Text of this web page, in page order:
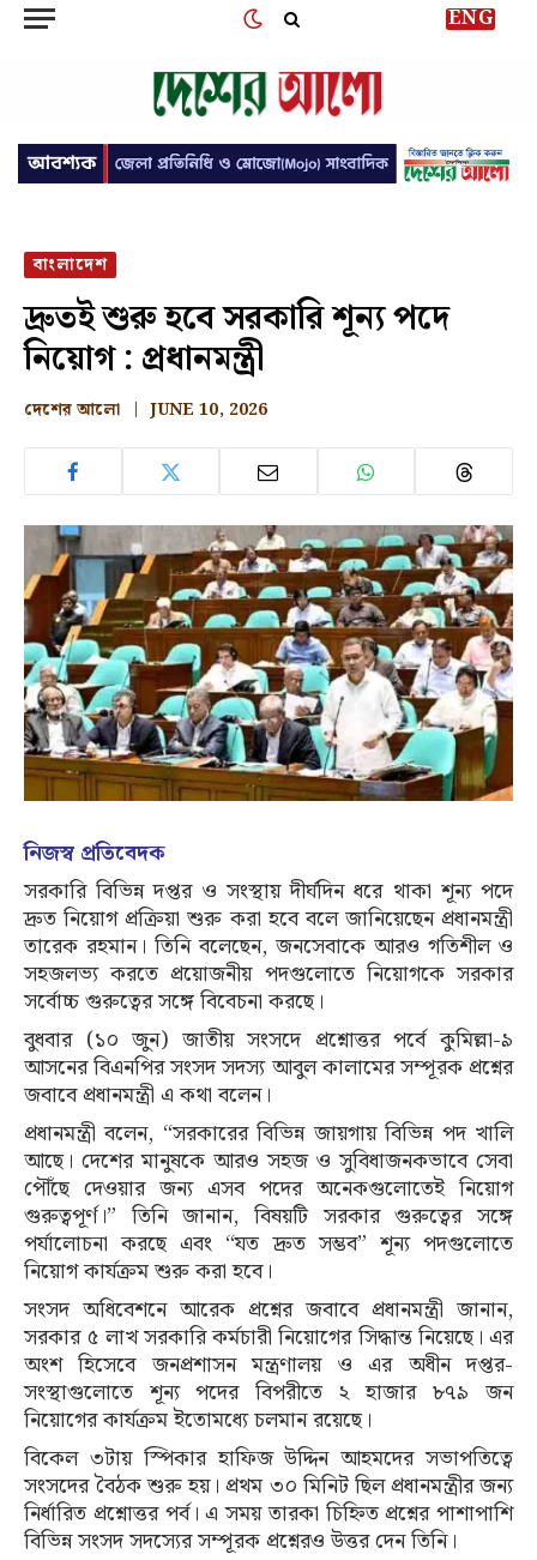
ENG
বাংলাদেশ
দ্রুতই শুরু হবে সরকারি শূন্য পদে
নিয়োগ : প্রধানমন্ত্রী
দেশের আলো JUNE 10, 2026
নিজস্ব প্রতিবেদক
সরকারি বিভিন্ন দপ্তর ও সংস্থায় দীর্ঘদিন ধরে থাকা শূন্য পদে
দ্রুত নিয়োগ প্রক্রিয়া শুরু করা হবে বলে জানিয়েছেন প্রধানমন্ত্রী
তারেক রহমান। তিনি বলেছেন, জনসেবাকে আরও গতিশীল ও
সহজলভ্য করতে প্রয়োজনীয় পদগুলোতে নিয়োগকে সরকার
সর্বোচ্চ গুরুত্বের সঙ্গে বিবেচনা করছে।
বুধবার (১০ জুন) জাতীয় সংসদে প্রশ্নোত্তর পর্বে কুমিল্লা-৯
আসনের বিএনপির সংসদ সদস্য আবুল কালামের সম্পূরক প্রশ্নের
জবাবে প্রধানমন্ত্রী এ কথা বলেন।
প্রধানমন্ত্রী বলেন, “সরকারের বিভিন্ন জায়গায় বিভিন্ন পদ খালি
আছে। দেশের মানুষকে আরও সহজ ও সুবিধাজনকভাবে সেবা
পৌঁছে দেওয়ার জন্য এসব পদের অনেকগুলোতেই নিয়োগ
গুরুত্বপূর্ণ।” তিনি জানান, বিষয়টি সরকার গুরুত্বের সঙ্গে
পর্যালোচনা করছে এবং “যত দ্রুত সম্ভব” শূন্য পদগুলোতে
নিয়োগ কার্যক্রম শুরু করা হবে।
সংসদ অধিবেশনে আরেক প্রশ্নের জবাবে প্রধানমন্ত্রী জানান,
সরকার ৫ লাখ সরকারি কর্মচারী নিয়োগের সিদ্ধান্ত নিয়েছে। এর
অংশ হিসেবে জনপ্রশাসন মন্ত্রণালয় ও এর অধীন দপ্তর-
সংস্থাগুলোতে শূন্য পদের বিপরীতে ২ হাজার ৮৭৯ জন
নিয়োগের কার্যক্রম ইতোমধ্যে চলমান রয়েছে।
বিকেল ৩টায় স্পিকার হাফিজ উদ্দিন আহমদের সভাপতিত্বে
সংসদের বৈঠক শুরু হয়। প্রথম ৩০ মিনিট ছিল প্রধানমন্ত্রীর জন্য
নির্ধারিত প্রশ্নোত্তর পর্ব। এ সময় তারকা চিহ্নিত প্রশ্নের পাশাপাশি
বিভিন্ন সংসদ সদস্যের সম্পূরক প্রশ্নেরও উত্তর দেন তিনি।